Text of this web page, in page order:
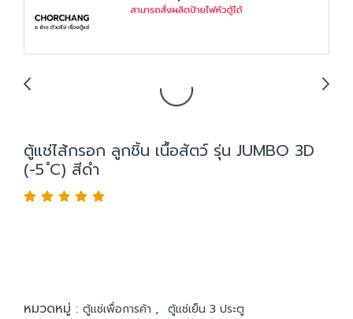
ตู้แช่ไส้กรอก ลูกชิ้น เนื้อสัตว์ รุ่น JUMBO 3D
(-5 ํC) สีดำ
หมวดหมู่ : ตู้แช่เพื่อการค้า , ตู้แช่เย็น 3 ประตู